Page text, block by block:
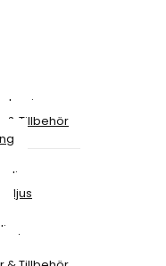
& Tillbehör